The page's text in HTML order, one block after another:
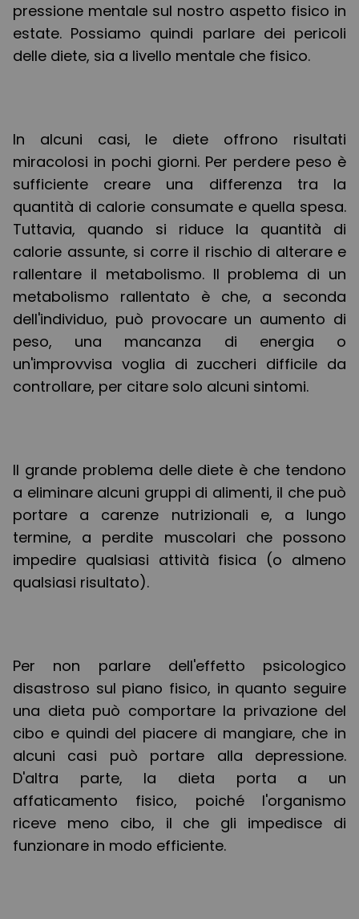
pressione mentale sul nostro aspetto fisico in
estate. Possiamo quindi parlare dei pericoli
delle diete, sia a livello mentale che fisico.
In alcuni casi, le diete offrono risultati
miracolosi in pochi giorni. Per perdere peso è
sufficiente creare una differenza tra la
quantità di calorie consumate e quella spesa.
Tuttavia, quando si riduce la quantità di
calorie assunte, si corre il rischio di alterare e
rallentare il metabolismo. Il problema di un
metabolismo rallentato è che, a seconda
dell'individuo, può provocare un aumento di
peso, una mancanza di energia o
un'improvvisa voglia di zuccheri difficile da
controllare, per citare solo alcuni sintomi.
Il grande problema delle diete è che tendono
a eliminare alcuni gruppi di alimenti, il che può
portare a carenze nutrizionali e, a lungo
termine, a perdite muscolari che possono
impedire qualsiasi attività fisica (o almeno
qualsiasi risultato).
Per non parlare dell'effetto psicologico
disastroso sul piano fisico, in quanto seguire
una dieta può comportare la privazione del
cibo e quindi del piacere di mangiare, che in
alcuni casi può portare alla depressione.
D'altra parte, la dieta porta a un
affaticamento fisico, poiché l'organismo
riceve meno cibo, il che gli impedisce di
funzionare in modo efficiente.